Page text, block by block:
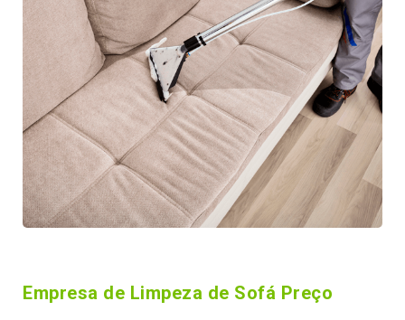
Empresa de Limpeza de Sofá Preço